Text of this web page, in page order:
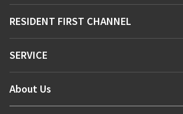
新着情報から探す
新着募集情報
お問い合わせ
RESIDENT FIRST CHANNEL
マンションレポート
住まいのコラム
SERVICE
会員ページ
About Us